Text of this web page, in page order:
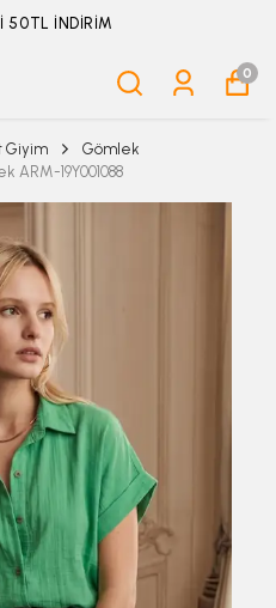
TALEBİ İÇİN TIKLA
0
Giyim
Gömlek
ARM-19Y001088